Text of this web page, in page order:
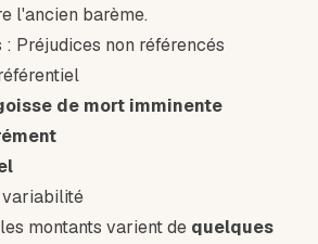
l'ancien barème.
: Préjudices non référencés
de mort imminente
variabilité
montants varient de quelques